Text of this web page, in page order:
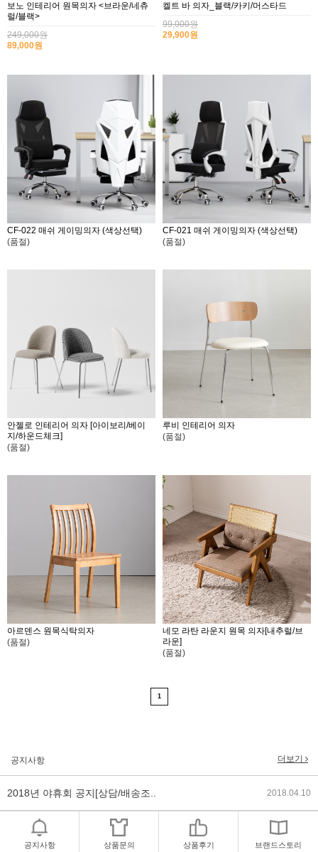
보노 인테리어 원목의자 <브라운/네츄
럴/블랙>
249,000원
89,000원
켈트 바 의자_블랙/카키/머스타드
99,000원
29,900원
CF-022 매쉬 게이밍의자 (색상선택)
(품절)
CF-021 매쉬 게이밍의자 (색상선택)
(품절)
안젤로 인테리어 의자 [아이보리/베이
지/하운드체크]
(품절)
루비 인테리어 의자
(품절)
아르덴스 원목식탁의자
(품절)
네모 라탄 라운지 원목 의자[내추럴/브
라운]
(품절)
1
공지사항 더보기
2018년 미즌하임 사이트 리뉴얼! 2018.06.04
2018년 야휴회 공지[상담/배송조.. 2018.04.10
2018년 모바일샵 리뉴얼 업데이..
공지사항 상품문의 상품후기 브랜드스토리